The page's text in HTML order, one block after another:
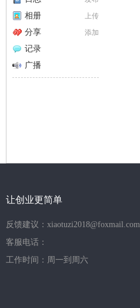
白
码
上传
相册
添加
分享
记录
广播
让创业更简单
反馈建议：xiaotuzi2018@foxmail.com
客服电话：
工作时间：周一到周六